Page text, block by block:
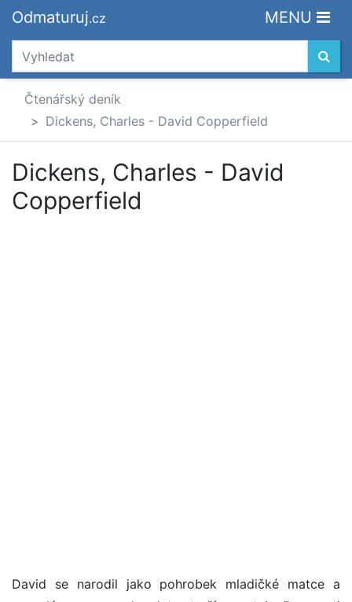
Odmaturuj.cz MENU
Čtenářský deník
Dickens, Charles - David Copperfield
Dickens, Charles - David
Copperfield
David se narodil jako pohrobek mladičké matce a